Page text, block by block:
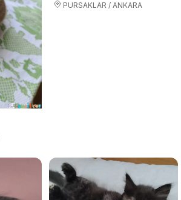
PURSAKLAR / ANKARA